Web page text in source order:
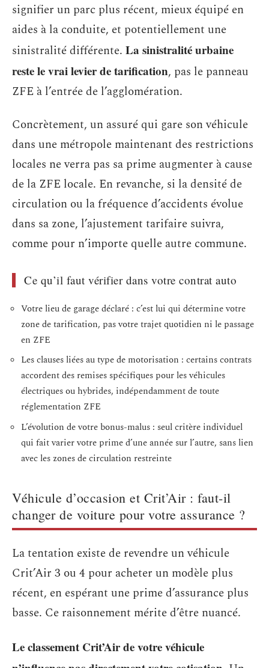
signifier un parc plus récent, mieux équipé en
aides à la conduite, et potentiellement une
sinistralité différente. La sinistralité urbaine
reste le vrai levier de tarification, pas le panneau
ZFE à l’entrée de l’agglomération.
Concrètement, un assuré qui gare son véhicule
dans une métropole maintenant des restrictions
locales ne verra pas sa prime augmenter à cause
de la ZFE locale. En revanche, si la densité de
circulation ou la fréquence d’accidents évolue
dans sa zone, l’ajustement tarifaire suivra,
comme pour n’importe quelle autre commune.
Ce qu’il faut vérifier dans votre contrat auto
Votre lieu de garage déclaré : c’est lui qui détermine votre
zone de tarification, pas votre trajet quotidien ni le passage
en ZFE
Les clauses liées au type de motorisation : certains contrats
accordent des remises spécifiques pour les véhicules
électriques ou hybrides, indépendamment de toute
réglementation ZFE
L’évolution de votre bonus-malus : seul critère individuel
qui fait varier votre prime d’une année sur l’autre, sans lien
avec les zones de circulation restreinte
Véhicule d’occasion et Crit’Air : faut-il
changer de voiture pour votre assurance ?
La tentation existe de revendre un véhicule
Crit’Air 3 ou 4 pour acheter un modèle plus
récent, en espérant une prime d’assurance plus
basse. Ce raisonnement mérite d’être nuancé.
Le classement Crit’Air de votre véhicule